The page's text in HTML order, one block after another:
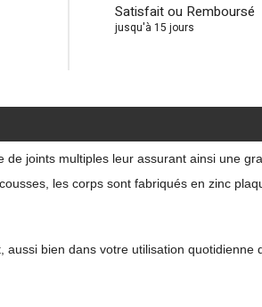
Satisfait ou Remboursé
jusqu'à 15 jours
joints multiples leur assurant ainsi une
les corps sont fabriqués en zinc
bien dans votre utilisation quotidienne